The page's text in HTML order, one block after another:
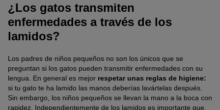
¿Los gatos transmiten
enfermedades a través de los
lamidos?
Los padres de niños pequeños no son los únicos que se
preguntan si los gatos pueden transmitir enfermedades con su
lengua. En general es mejor respetar unas reglas de higiene:
si tu gato te ha lamido las manos deberías lavártelas después.
Sin embargo, los niños pequeños se llevan la mano a la boca con
rapidez. Independientemente de los lamidos es importante que,